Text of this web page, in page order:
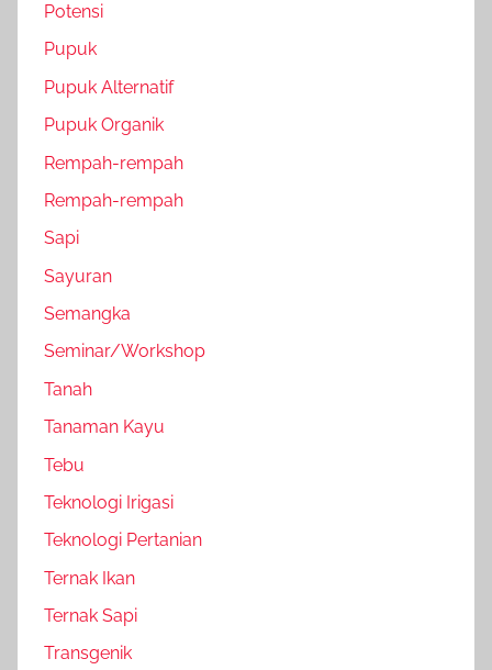
Potensi
Pupuk
Pupuk Alternatif
Pupuk Organik
Rempah-rempah
Rempah-rempah
Sapi
Sayuran
Semangka
Seminar/Workshop
Tanah
Tanaman Kayu
Tebu
Teknologi Irigasi
Teknologi Pertanian
Ternak Ikan
Ternak Sapi
Transgenik